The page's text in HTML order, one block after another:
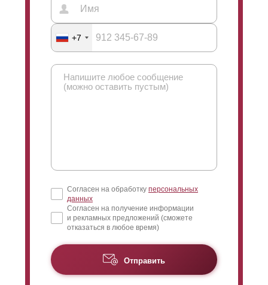
+7
Согласен на обработку персональных
данных
Согласен на получение информации
и рекламных предложений (сможете
отказаться в любое время)
Отправить